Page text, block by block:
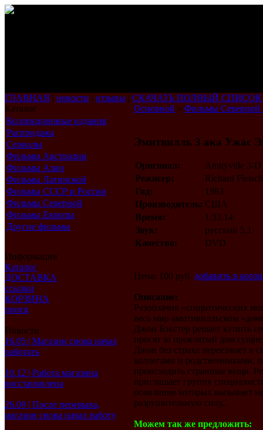
ГЛАВНАЯ | новости | отзывы | СКАЧАТЬ ПОЛНЫЙ СПИСОК
Каталог
Коллекционные издания
Распродажа
Сериалы
Фильмы Австралии
Фильмы Азии
Фильмы Латинской
Америки
Фильмы СССР и России
Фильмы Северной
Америки
Фильмы Европы
Другие фильмы
Информация
Каталог
ДОСТАВКА
ссылки
КОРЗИНА
поиск
Новости
16.05 | Магазин снова начал
работать
10.12 | Работа магазина
восстановлена
26.09 | После перерыва,
магазин снова начал работу
Основной » Фильмы Северной
Эмитвилль 3 ака Ужас
Оригинал:
Amityville 3-D
Режисер:
Richard
Год:
1983
Производитель: США
Время:
1:33.14
Звук:
русский 5.1
Качество:
DVD
Цена: 100 руб. добавить в
Описание:
Разоблачив «спиритических
весь мир амитивилльском
Джон Бэкстер решает купить
просят за проклятый дом
Джон без страха переезжает в
коллегами и родственниками,
происходить странные вещи.
приглашает группу
появление которых вызывает
разрушительную силу...
Можем так же предложить: